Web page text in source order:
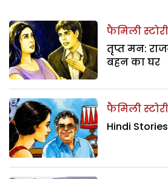
फैमिली
तृप्त मन:
बहन का घर
फैमिली
Hindi